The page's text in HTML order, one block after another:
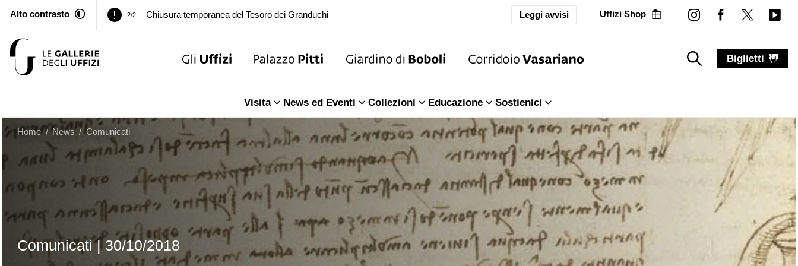
Alto contrasto 1/2 Palazzo Pitti. Temporanea chiusura della Sala dell'Iliade
Chiusura temporanea del Tesoro dei Granduchi
Leggi avvisi Uffizi Shop
Biglietti
Visita News ed Eventi Collezioni Educazione Sostienici
Home / News / Comunicati
Comunicati|30/10/2018